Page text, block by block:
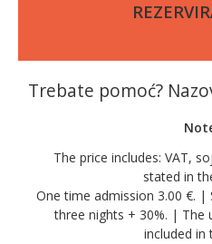
Trebate pomoć?
The price includes: VAT,
stated in
One time admission 3.00 €.
three nights + 30%. | The
included in